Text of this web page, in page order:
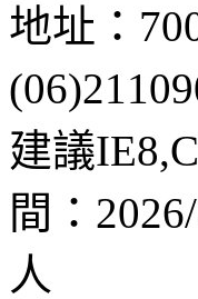
地址：
建議
間：
人